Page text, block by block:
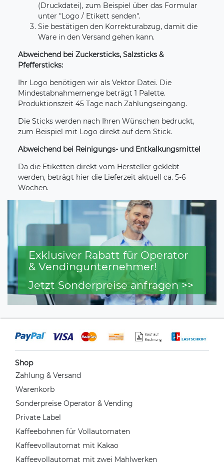
(Druckdatei), zum Beispiel über das Formular
unter "Logo / Etikett senden".
Sie bestätigen den Korrekturabzug, damit die
Ware in den Versand gehen kann.
Abweichend bei Zuckersticks, Salzsticks &
Pfeffersticks:
Ihr Logo benötigen wir als Vektor Datei. Die
Mindestabnahmemenge beträgt 1 Palette.
Produktionszeit 45 Tage nach Zahlungseingang.
Die Sticks werden nach Ihren Wünschen bedruckt,
zum Beispiel mit Logo direkt auf dem Stick.
Abweichend bei Reinigungs- und Entkalkungsmittel
Da die Etiketten direkt vom Hersteller geklebt
werden, beträgt hier die Lieferzeit aktuell ca. 5-6
Wochen.
Exklusiver Rabatt für Operator
& Vendingunternehmer!
Jetzt Sonderpreise anfragen >>
Shop
Zahlung & Versand
Warenkorb
Sonderpreise Operator & Vending
Private Label
Kaffeebohnen für Vollautomaten
Kaffeevollautomat mit Kakao
Kaffeevollautomat mit zwei Mahlwerken